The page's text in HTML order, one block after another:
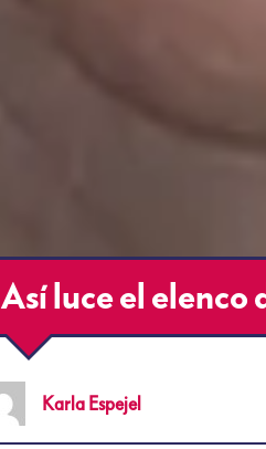
Así luce el elenco
Karla Espejel